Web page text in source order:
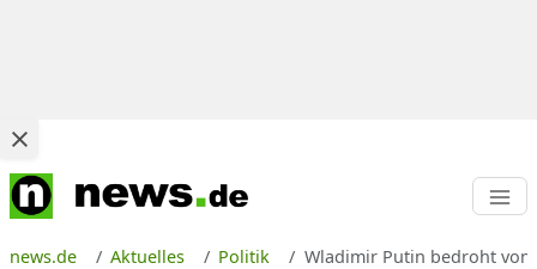
news.de Aktuelles Politik Wladimir Putin bedroht von